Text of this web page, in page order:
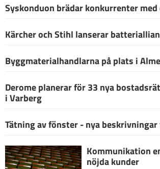
Syskonduon brädar konkurrenter med
Kärcher och Stihl lanserar
Byggmaterialhandlarna på plats i
Derome planerar för 33 nya
i Varberg
Tätning av fönster - nya
Kommunikation
nöjda kunder